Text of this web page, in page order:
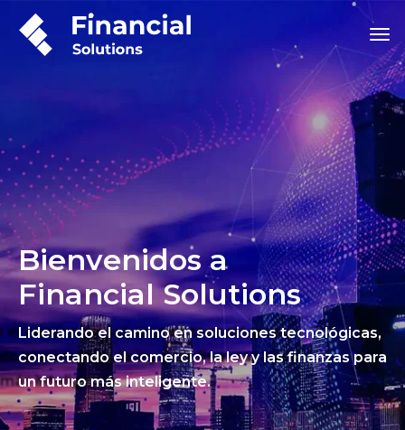
Bienvenidos a
Financial Solutions
Liderando el camino en soluciones tecnológicas,
conectando el comercio, la ley y las finanzas para
un futuro más inteligente.